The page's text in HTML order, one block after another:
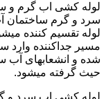
لوله کشی اب گرم و
سرد و گرم ساختمان
لوله تقسیم کننده
مسیر جداکننده وارد
شده و انشعابهای آب
حیث گرفته میشود.